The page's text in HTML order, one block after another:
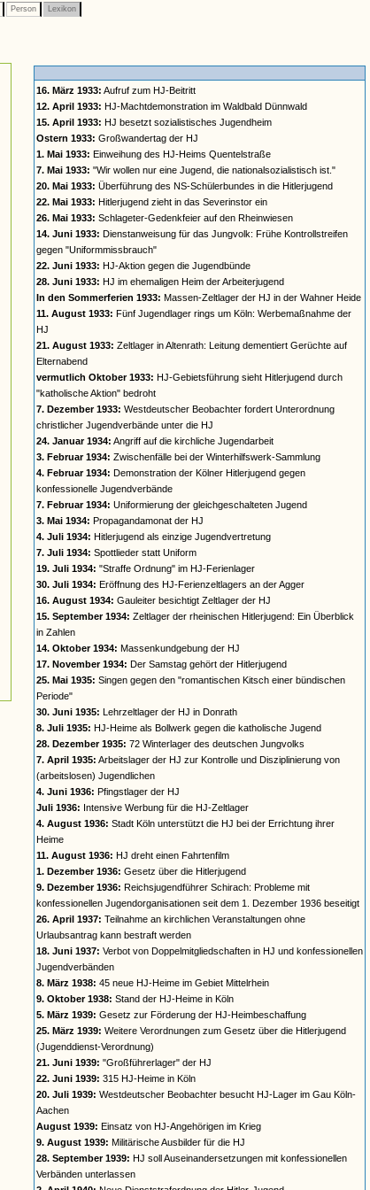
Person Lexikon
16. März 1933: Aufruf zum HJ-Beitritt
12. April 1933: HJ-Machtdemonstration im Waldbald Dünnwald
15. April 1933: HJ besetzt sozialistisches Jugendheim
Ostern 1933: Großwandertag der HJ
1. Mai 1933: Einweihung des HJ-Heims Quentelstraße
7. Mai 1933: "Wir wollen nur eine Jugend, die nationalsozialistisch ist."
20. Mai 1933: Überführung des NS-Schülerbundes in die Hitlerjugend
22. Mai 1933: Hitlerjugend zieht in das Severinstor ein
26. Mai 1933: Schlageter-Gedenkfeier auf den Rheinwiesen
14. Juni 1933: Dienstanweisung für das Jungvolk: Frühe Kontrollstreifen
gegen "Uniformmissbrauch"
22. Juni 1933: HJ-Aktion gegen die Jugendbünde
28. Juni 1933: HJ im ehemaligen Heim der Arbeiterjugend
In den Sommerferien 1933: Massen-Zeltlager der HJ in der Wahner Heide
11. August 1933: Fünf Jugendlager rings um Köln: Werbemaßnahme der
HJ
21. August 1933: Zeltlager in Altenrath: Leitung dementiert Gerüchte auf
Elternabend
vermutlich Oktober 1933: HJ-Gebietsführung sieht Hitlerjugend durch
"katholische Aktion" bedroht
7. Dezember 1933: Westdeutscher Beobachter fordert Unterordnung
christlicher Jugendverbände unter die HJ
24. Januar 1934: Angriff auf die kirchliche Jugendarbeit
3. Februar 1934: Zwischenfälle bei der Winterhilfswerk-Sammlung
4. Februar 1934: Demonstration der Kölner Hitlerjugend gegen
konfessionelle Jugendverbände
7. Februar 1934: Uniformierung der gleichgeschalteten Jugend
3. Mai 1934: Propagandamonat der HJ
4. Juli 1934: Hitlerjugend als einzige Jugendvertretung
7. Juli 1934: Spottlieder statt Uniform
19. Juli 1934: "Straffe Ordnung" im HJ-Ferienlager
30. Juli 1934: Eröffnung des HJ-Ferienzeltlagers an der Agger
16. August 1934: Gauleiter besichtigt Zeltlager der HJ
15. September 1934: Zeltlager der rheinischen Hitlerjugend: Ein Überblick
in Zahlen
14. Oktober 1934: Massenkundgebung der HJ
17. November 1934: Der Samstag gehört der Hitlerjugend
25. Mai 1935: Singen gegen den "romantischen Kitsch einer bündischen
Periode"
30. Juni 1935: Lehrzeltlager der HJ in Donrath
8. Juli 1935: HJ-Heime als Bollwerk gegen die katholische Jugend
28. Dezember 1935: 72 Winterlager des deutschen Jungvolks
7. April 1935: Arbeitslager der HJ zur Kontrolle und Disziplinierung von
(arbeitslosen) Jugendlichen
4. Juni 1936: Pfingstlager der HJ
Juli 1936: Intensive Werbung für die HJ-Zeltlager
4. August 1936: Stadt Köln unterstützt die HJ bei der Errichtung ihrer
Heime
11. August 1936: HJ dreht einen Fahrtenfilm
1. Dezember 1936: Gesetz über die Hitlerjugend
9. Dezember 1936: Reichsjugendführer Schirach: Probleme mit
konfessionellen Jugendorganisationen seit dem 1. Dezember 1936 beseitigt
26. April 1937: Teilnahme an kirchlichen Veranstaltungen ohne
Urlaubsantrag kann bestraft werden
18. Juni 1937: Verbot von Doppelmitgliedschaften in HJ und konfessionellen
Jugendverbänden
8. März 1938: 45 neue HJ-Heime im Gebiet Mittelrhein
9. Oktober 1938: Stand der HJ-Heime in Köln
5. März 1939: Gesetz zur Förderung der HJ-Heimbeschaffung
25. März 1939: Weitere Verordnungen zum Gesetz über die Hitlerjugend
(Jugenddienst-Verordnung)
21. Juni 1939: "Großführerlager" der HJ
22. Juni 1939: 315 HJ-Heime in Köln
20. Juli 1939: Westdeutscher Beobachter besucht HJ-Lager im Gau Köln-
Aachen
August 1939: Einsatz von HJ-Angehörigen im Krieg
9. August 1939: Militärische Ausbilder für die HJ
28. September 1939: HJ soll Auseinandersetzungen mit konfessionellen
Verbänden unterlassen